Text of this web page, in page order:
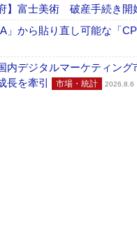
】富士美術 破産手続き開
から貼り直し可能な「
デジタルマーケティング
長を牽引
市場・統計 2026.8.6